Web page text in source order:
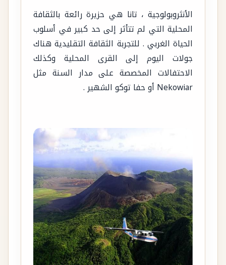
الأنثروبولوجية ، تانا هي حزيرة رائعة بالثقافة
المحلية التي لم تتأثر إلى حد كبير في أسلوب
الحياة الغربي . للتجربة الثقافة التقليدية هناك
جولات اليوم إلى القرى المحلية وكذلك
الاحتفالات المخصصة على مدار السنة مثل
Nekowiar أو حفا توكو الشهير .